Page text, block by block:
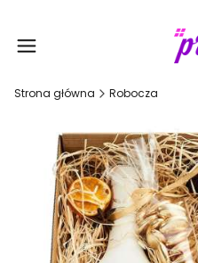
Strona główna Robocza